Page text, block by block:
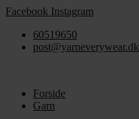
Videre
indhold
Facebook Instagram
60519650
post@yarneverywear.dk
Forside
Garn